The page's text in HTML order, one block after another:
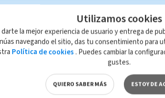
esta página, mismo que es propiedad de
con las leyes aplicables.
Utilizamos cookies
darte la mejor experiencia de usuario y entrega de
navegando el sitio, das tu consentimiento para
Política de cookies . Puedes cambiar la
gustes.
QUIERO SABER MÁS ESTOY DE